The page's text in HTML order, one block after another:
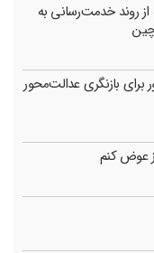
روند خدمت‌رسانی به
بازنگری عدالت‌محور
عوض کنم